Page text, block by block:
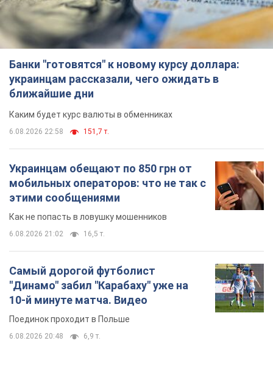
Банки "готовятся" к новому курсу доллара:
украинцам рассказали, чего ожидать в
ближайшие дни
Каким будет курс валюты в обменниках
6.08.2026 22:58 151,7 т.
Украинцам обещают по 850 грн от
мобильных операторов: что не так с
этими сообщениями
Как не попасть в ловушку мошенников
6.08.2026 21:02 16,5 т.
Самый дорогой футболист
"Динамо" забил "Карабаху" уже на
10-й минуте матча. Видео
Поединок проходит в Польше
6.08.2026 20:48 6,9 т.